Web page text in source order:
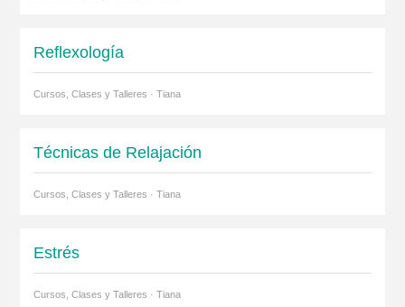
Reflexología
Cursos, Clases y Talleres · Tiana
Técnicas de Relajación
Cursos, Clases y Talleres · Tiana
Estrés
Cursos, Clases y Talleres · Tiana